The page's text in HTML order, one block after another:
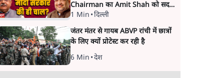
Chairman का Amit Shah को सदन
में बयान देने का संकेत क्यों? Senior
journalist Vinod Agnihotri ने इसे
Modi Government और RSS की
संभावित strategy से जोड़कर बड़ा
सवाल उठाया है।
1 Min •दिल्ली
जंतर मंतर से गायब ABVP रांची में छात्रों
के लिए क्यों प्रोटेस्ट कर रही है
6 Min •देश